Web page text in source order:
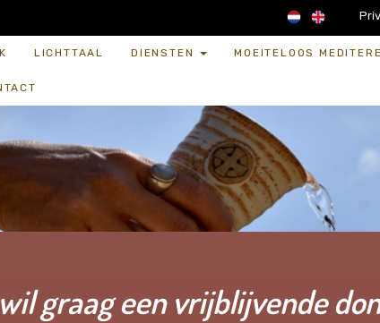
LICHTTAAL DIENSTEN MOEITELOOS
graag een vrijblijvende